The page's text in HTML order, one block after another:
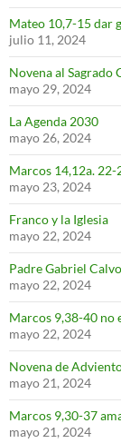
Mateo 10,7-15 dar
julio 11, 2024
Novena al Sagrado
mayo 29, 2024
La Agenda 2030
mayo 26, 2024
Marcos 14,12a. 22-
mayo 23, 2024
Franco y la Iglesia
mayo 22, 2024
Padre Gabriel
mayo 22, 2024
Marcos 9,38-40 no
mayo 22, 2024
Novena de
mayo 21, 2024
Marcos 9,30-37
mayo 21, 2024